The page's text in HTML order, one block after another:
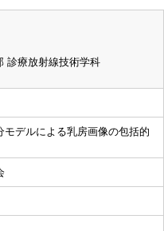
診療放射線技術学科
モデルによる乳房画像の包括的